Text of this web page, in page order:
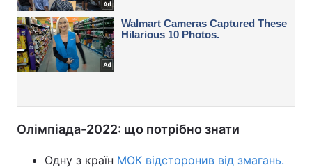
Олімпіада-2022: що потрібно знати
Одну з країн МОК відсторонив від змагань.